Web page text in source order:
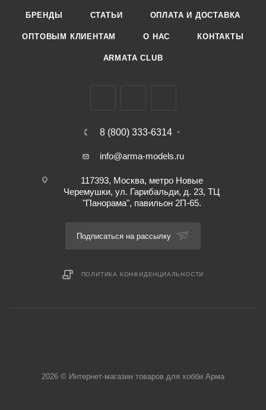
БРЕНДЫ СТАТЬИ ОПЛАТА И ДОСТАВКА
ОПТОВЫМ КЛИЕНТАМ О НАС КОНТАКТЫ
ARMATA CLUB
8 (800) 333-6314
info@arma-models.ru
117393, Москва, метро Новые
Черемушки, ул. Гарибальди, д. 23, ТЦ
"Панорама", павильон 2П-65.
Подписаться на рассылку
ПОЛИТИКА КОНФИДЕНЦИАЛЬНОСТИ
2026 © Интернет-магазин товаров для хобби Арма